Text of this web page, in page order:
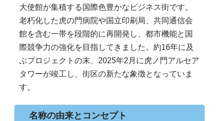
大使館が集積する国際色豊かなビジネス街です。
老朽化した虎の門病院や国立印刷局、共同通信会
館を含む一帯を段階的に再開発し、都市機能と国
際競争力の強化を目指してきました。約16年に及
ぶプロジェクトの末、2025年2月に虎ノ門アルセア
タワーが竣工し、街区の新たな象徴となっていま
す。
名称の由来とコンセプト